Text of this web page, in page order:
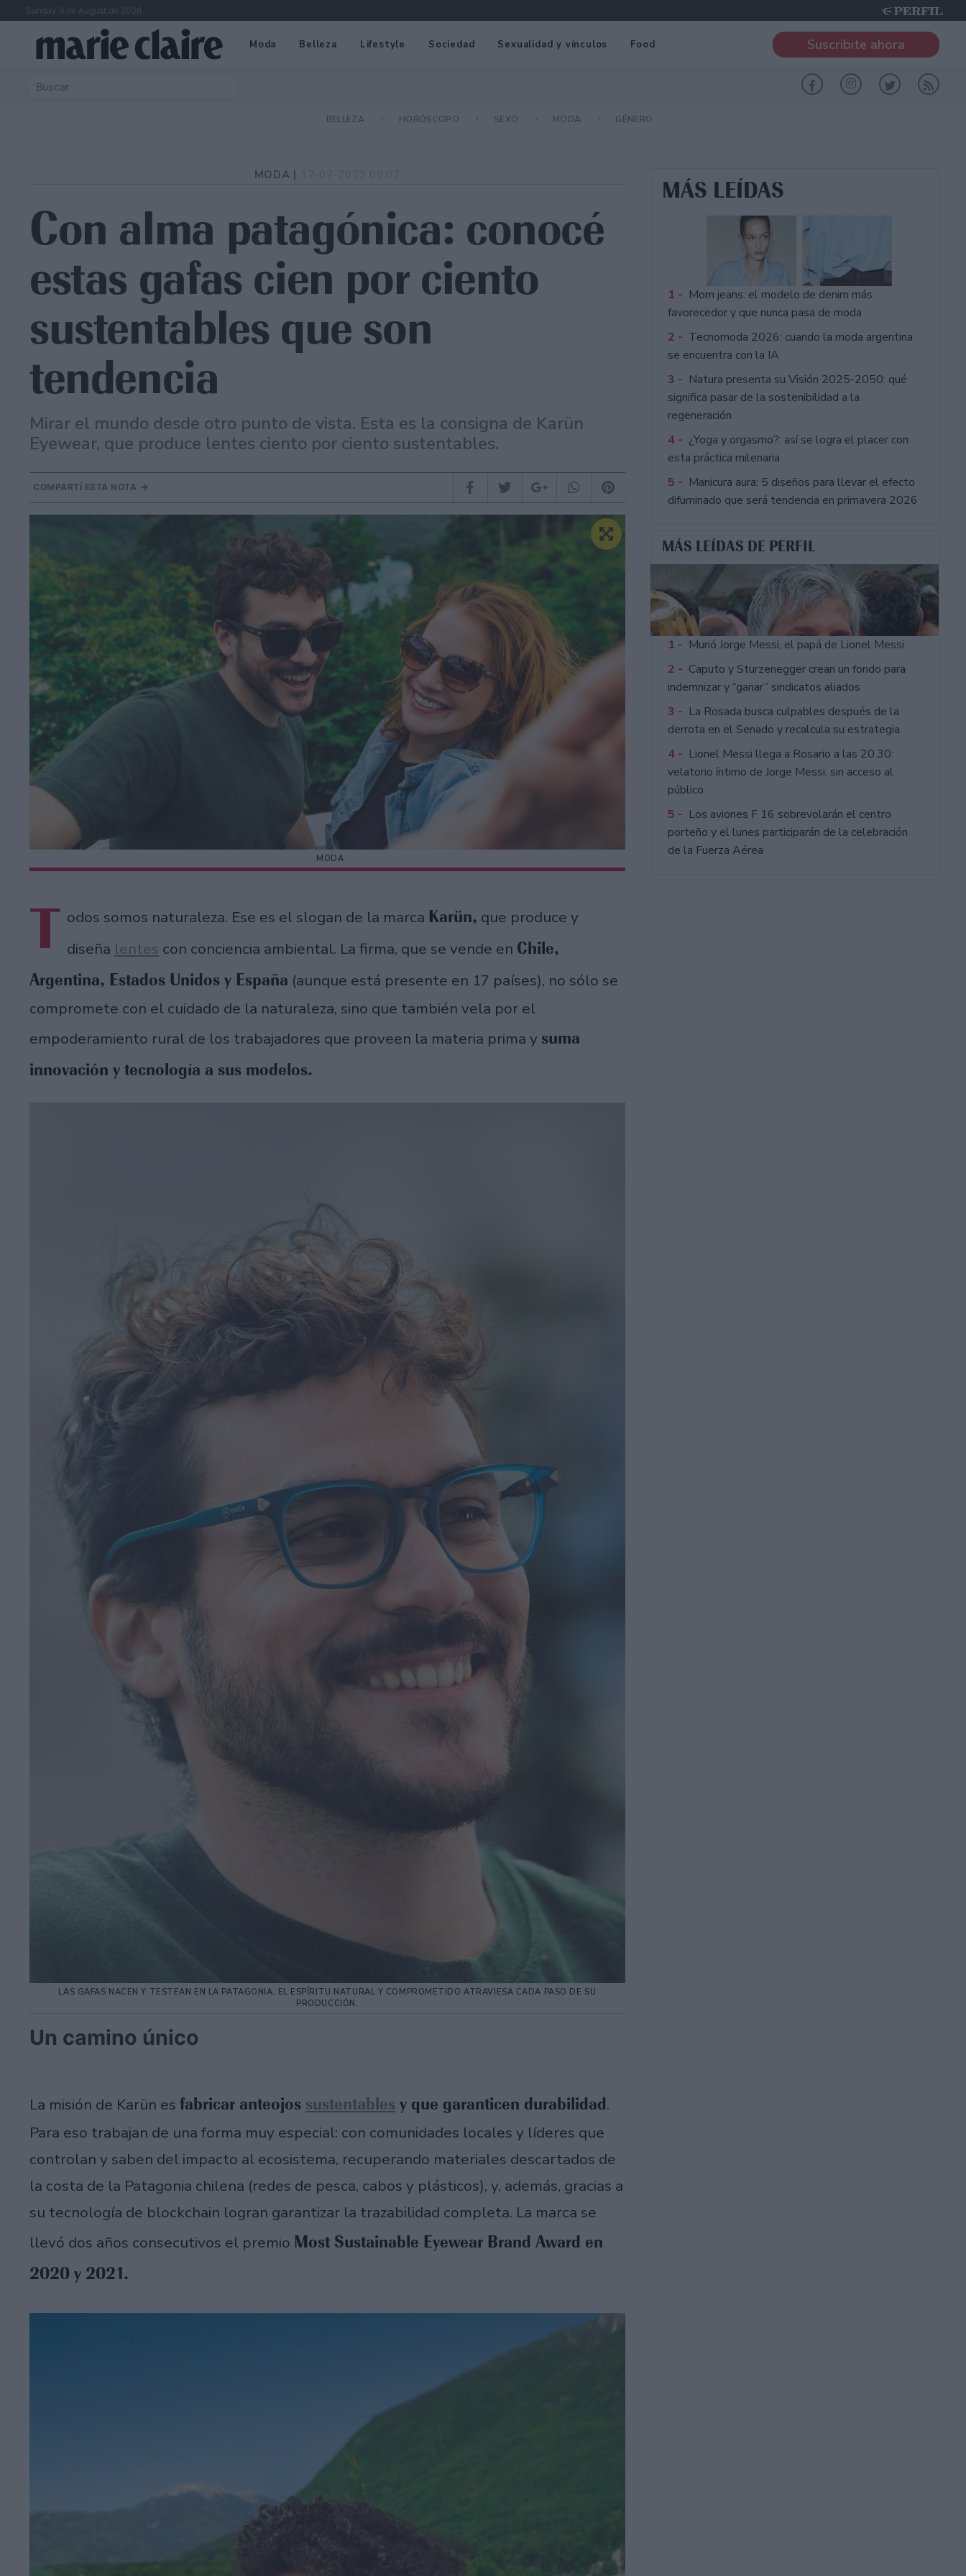
Sunday 9 de August de 2026
Moda Belleza Lifestyle Sociedad Sexualidad y vínculos Food Suscribite ahora
BELLEZA HORÓSCOPO SEXO MODA GÉNERO
MODA |
Con alma patagónica: conocé
estas gafas cien por ciento
sustentables que son
tendencia
Mirar el mundo desde otro punto de vista. Esta es la consigna de Karün
Eyewear, que produce lentes ciento por ciento sustentables.
COMPARTÍ ESTA NOTA
MODA
T odos somos naturaleza. Ese es el slogan de la marca Karün, que produce y
diseña lentes con conciencia ambiental. La firma, que se vende en Chile,
Argentina, Estados Unidos y España (aunque está presente en 17 países), no sólo se
compromete con el cuidado de la naturaleza, sino que también vela por el
empoderamiento rural de los trabajadores que proveen la materia prima y suma
innovación y tecnología a sus modelos.
LAS GAFAS NACEN Y TESTEAN EN LA PATAGONIA. EL ESPÍRITU NATURAL Y COMPROMETIDO ATRAVIESA CADA PASO DE SU
PRODUCCIÓN.
Un camino único
La misión de Karün es fabricar anteojos sustentables y que garanticen durabilidad.
Para eso trabajan de una forma muy especial: con comunidades locales y líderes que
controlan y saben del impacto al ecosistema, recuperando materiales descartados de
la costa de la Patagonia chilena (redes de pesca, cabos y plásticos), y, además, gracias a
su tecnología de blockchain logran garantizar la trazabilidad completa. La marca se
llevó dos años consecutivos el premio Most Sustainable Eyewear Brand Award en
2020 y 2021.
MÁS LEÍDAS
1 - Mom jeans: el modelo de denim más
favorecedor y que nunca pasa de moda
2 - Tecnomoda 2026: cuando la moda argentina
se encuentra con la IA
3 - Natura presenta su Visión 2025-2050: qué
significa pasar de la sostenibilidad a la
regeneración
4 - ¿Yoga y orgasmo?: así se logra el placer con
esta práctica milenaria
5 - Manicura aura: 5 diseños para llevar el efecto
difuminado que será tendencia en primavera 2026
MÁS LEÍDAS DE PERFIL
1 - Murió Jorge Messi, el papá de Lionel Messi
2 - Caputo y Sturzenegger crean un fondo para
indemnizar y “ganar” sindicatos aliados
3 - La Rosada busca culpables después de la
derrota en el Senado y recalcula su estrategia
4 - Lionel Messi llega a Rosario a las 20.30:
velatorio íntimo de Jorge Messi, sin acceso al
público
5 - Los aviones F 16 sobrevolarán el centro
porteño y el lunes participarán de la celebración
de la Fuerza Aérea